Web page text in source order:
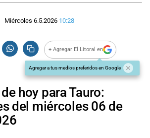
Miércoles 6.5.2026 10:28
+ Agregar El Litoral en
Agregar a tus medios preferidos en Google
hoy para Tauro:
del miércoles 06 de